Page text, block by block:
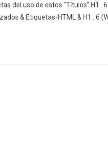
del uso de estos “Títulos”
& Etiquetas-HTML & H1…6